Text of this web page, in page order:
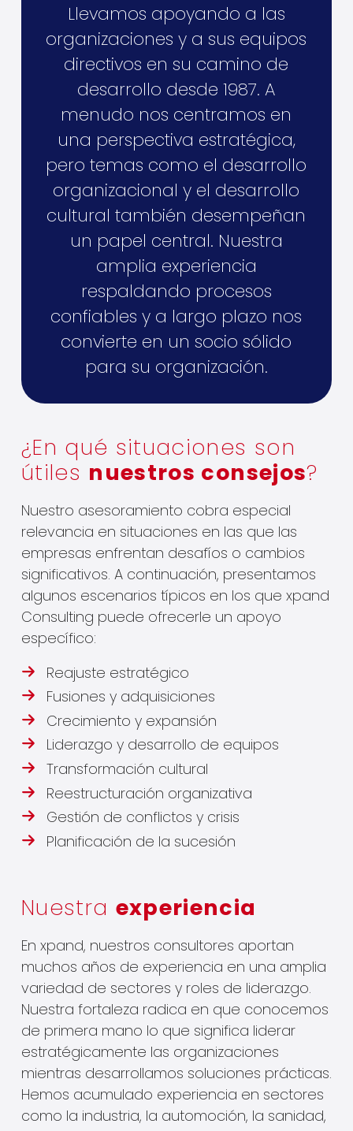
Llevamos apoyando a las
organizaciones y a sus equipos
directivos en su camino de
desarrollo desde 1987. A
menudo nos centramos en
una perspectiva estratégica,
pero temas como el desarrollo
organizacional y el desarrollo
cultural también desempeñan
un papel central. Nuestra
amplia experiencia
respaldando procesos
confiables y a largo plazo nos
convierte en un socio sólido
para su organización.
¿En qué situaciones son
útiles nuestros consejos?
Nuestro asesoramiento cobra especial
relevancia en situaciones en las que las
empresas enfrentan desafíos o cambios
significativos. A continuación, presentamos
algunos escenarios típicos en los que xpand
Consulting puede ofrecerle un apoyo
específico:
Reajuste estratégico
Fusiones y adquisiciones
Crecimiento y expansión
Liderazgo y desarrollo de equipos
Transformación cultural
Reestructuración organizativa
Gestión de conflictos y crisis
Planificación de la sucesión
Nuestra experiencia
En xpand, nuestros consultores aportan
muchos años de experiencia en una amplia
variedad de sectores y roles de liderazgo.
Nuestra fortaleza radica en que conocemos
de primera mano lo que significa liderar
estratégicamente las organizaciones
mientras desarrollamos soluciones prácticas.
Hemos acumulado experiencia en sectores
como la industria, la automoción, la sanidad,